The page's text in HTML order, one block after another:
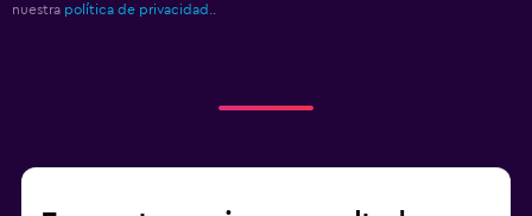
nuestra política de privacidad.